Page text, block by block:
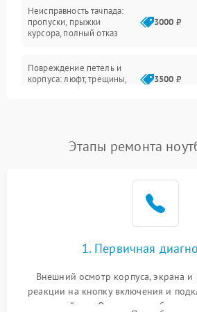
Сеть и интернет
Неисправность тачпада:
пропуски, прыжки
курсора, полный отказ
3000 ₽
Повреждение петель и
корпуса: люфт, трещины,
3500 ₽
невозможность зарядки,
2500 ₽
2000 ₽
Перегрев из‑за пыли,
неисправности кулера
Выход из строя SSD или
Этапы ремонта
1. Первичная
Внешний осмотр корпуса, экрана и
реакции на кнопку включения и
устройства. Оценка потребления